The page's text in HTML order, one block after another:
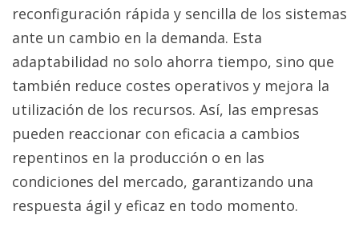
reconfiguración rápida y sencilla de los sistemas
ante un cambio en la demanda. Esta
adaptabilidad no solo ahorra tiempo, sino que
también reduce costes operativos y mejora la
utilización de los recursos. Así, las empresas
pueden reaccionar con eficacia a cambios
repentinos en la producción o en las
condiciones del mercado, garantizando una
respuesta ágil y eficaz en todo momento.